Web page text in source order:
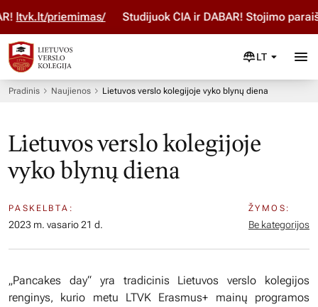
priemimas/ Studijuok ČIA ir DABAR! Stojimo paraišką
LT
Pradinis Naujienos Lietuvos verslo kolegijoje vyko blynų diena
Lietuvos verslo kolegijoje
vyko blynų diena
PASKELBTA:
2023 m. vasario 21 d.
ŽYMOS:
Be kategorijos
„Pancakes day“ yra tradicinis Lietuvos verslo kolegijos
renginys, kurio metu LTVK Erasmus+ mainų programos